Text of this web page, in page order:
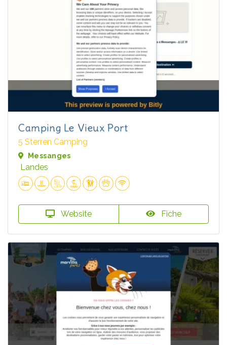
Camping Le Vieux Port
5 Sterren Camping
Messanges
Landes
Website Fiche